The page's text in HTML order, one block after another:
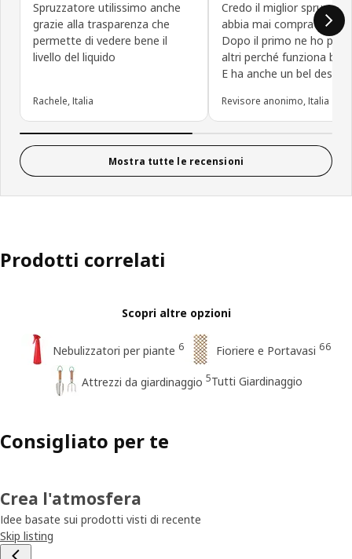
Spruzzatore utilissimo anche
grazie alla trasparenza che
permette di vedere bene il
livello del liquido
Rachele, Italia
Credo il miglior
abbia mai comprato in
Dopo il primo ne ho
altri perché funziona
E ha anche un bel design
Revisore anonimo, Italia
Mostra tutte le recensioni
Prodotti correlati
Scopri altre opzioni
Nebulizzatori per piante 6 Fioriere e Portavasi 66
Attrezzi da giardinaggio 5Tutti Giardinaggio
Consigliato per te
Crea l'atmosfera
Idee basate sui prodotti visti di recente
Skip listing